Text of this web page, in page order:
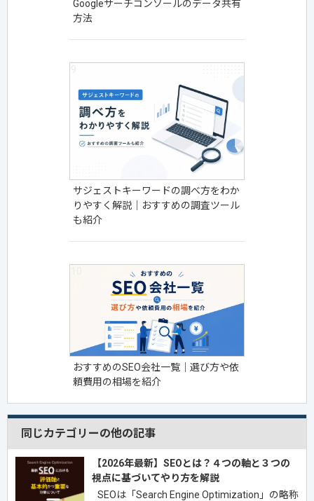
同じカテゴリーの他の記事
【2026年最新】SEOとは？４つの軸と３つの
視点に基づいてやり方を解説
SEOは「Search Engine Optimization」の略称
Googleサーチコンソールのデータ共有
方法
サジェストキーワードの調べ方をわか
りやすく解説｜おすすめの調査ツール
も紹介
おすすめのSEO会社一覧｜選び方や依
頼費用の相場を紹介